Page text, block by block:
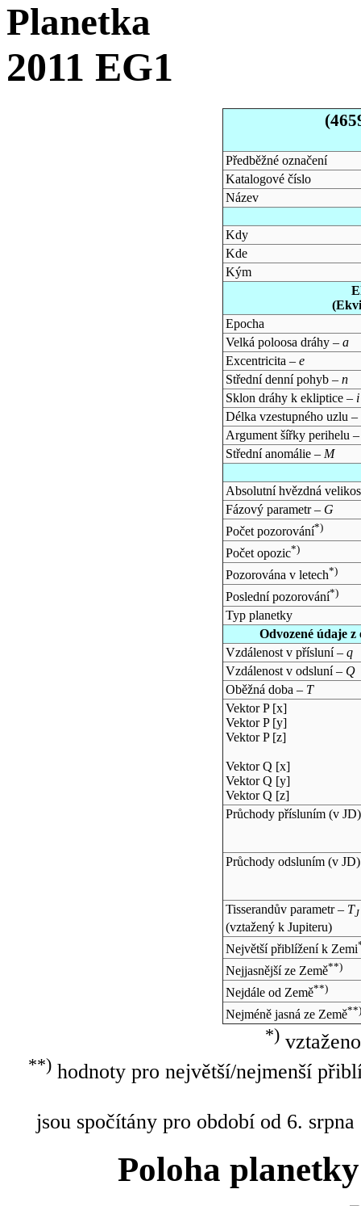
Planetka
2011 EG1
Předběžné označení
Katalogové číslo
Název
Kdy
Kde
Kým
Epocha
Velká poloosa dráhy – a
Excentricita – e
Střední denní pohyb – n
Sklon dráhy k ekliptice – i
Délka vzestupného uzlu –
Argument šířky perihelu
Střední anomálie – M
Absolutní hvězdná
Fázový parametr – G
Počet pozorování*)
Počet opozic*)
Pozorována v letech*)
Poslední pozorování*)
Typ planetky
Odvozené údaje
Vzdálenost v přísluní – q
Vzdálenost v odsluní – Q
Oběžná doba – T
Vektor P [x]
Vektor P [y]
Vektor P [z]
Vektor Q [x]
Vektor Q [y]
Vektor Q [z]
Průchody přísluním (v JD)
Průchody odsluním (v JD)
Tisserandův parametr – TJ
(vztažený k Jupiteru)
Největší přiblížení k Zemi
Nejjasnější ze Země**)
Nejdále od Země**)
Nejméně jasná ze Země**)
*)
**)hodnoty pro největší/nejmenší
jsou spočítány pro období od 6.
Poloha